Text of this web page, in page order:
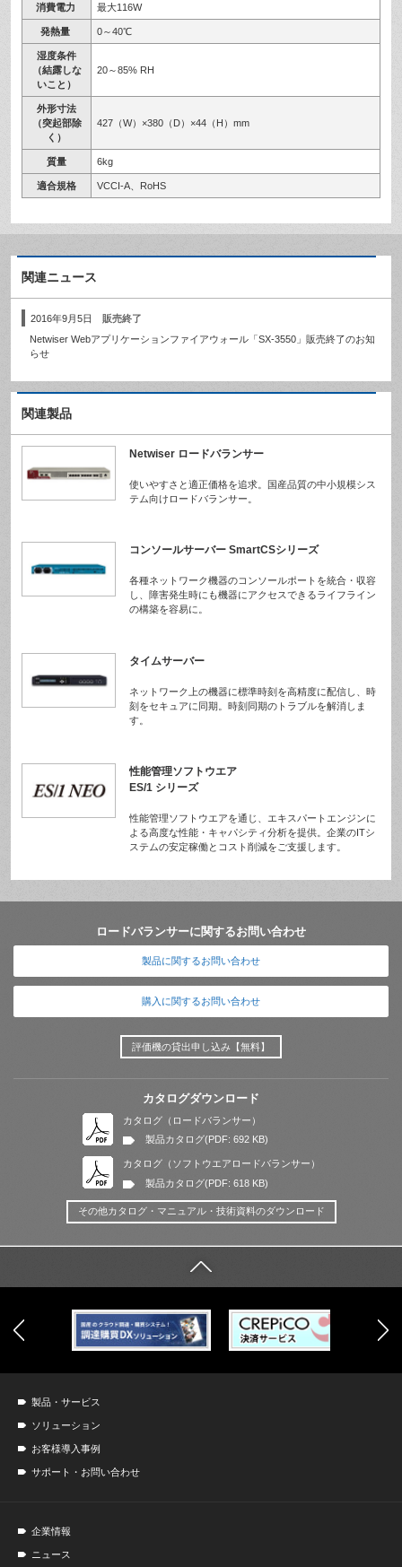
消費電力 最大116W
発熱量 0～40℃
湿度条件
（結露しな
いこと）
20～85% RH
外形寸法
（突起部除
く）
427（W）×380（D）×44（H）mm
質量 6kg
適合規格 VCCI-A、RoHS
関連ニュース
2016年9月5日
販売終了
Netwiser Webアプリケーションファイアウォール「SX-3550」販売終了のお知
らせ
関連製品
Netwiser ロードバランサー
使いやすさと適正価格を追求。国産品質の中小規模シス
テム向けロードバランサー。
コンソールサーバー SmartCSシリーズ
各種ネットワーク機器のコンソールポートを統合・収容
し、障害発生時にも機器にアクセスできるライフライン
の構築を容易に。
タイムサーバー
ネットワーク上の機器に標準時刻を高精度に配信し、時
刻をセキュアに同期。時刻同期のトラブルを解消しま
す。
性能管理ソフトウエア
ES/1 シリーズ
性能管理ソフトウエアを通じ、エキスパートエンジンに
よる高度な性能・キャパシティ分析を提供。企業のITシ
ステムの安定稼働とコスト削減をご支援します。
ロードバランサーに関するお問い合わせ
製品に関するお問い合わせ
購入に関するお問い合わせ
評価機の貸出申し込み【無料】
カタログダウンロード
カタログ（ロードバランサー）
製品カタログ(PDF: 692 KB)
カタログ（ソフトウエアロードバランサー）
製品カタログ(PDF: 618 KB)
その他カタログ・マニュアル・技術資料のダウンロード
製品・サービス
ソリューション
お客様導入事例
サポート・お問い合わせ
企業情報
ニュース